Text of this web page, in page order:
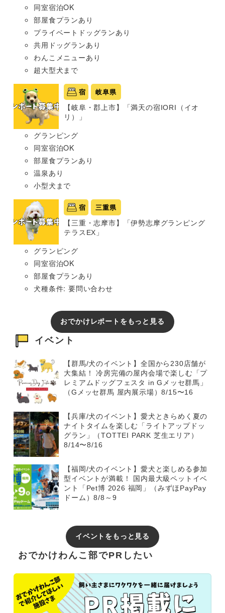
同室宿泊OK
部屋食プランあり
プライベートドッグランあり
共用ドッグランあり
わんこメニューあり
超大型犬まで
宿 岐阜県
【岐阜・郡上市】「満天の宿IORI（イオ
リ）」
グランピング
同室宿泊OK
部屋食プランあり
温泉あり
小型犬まで
宿 三重県
【三重・志摩市】「伊勢志摩グランピング
テラスEX」
グランピング
同室宿泊OK
部屋食プランあり
犬種条件: 要問い合わせ
おでかけレポートをもっと見る
イベント
【群馬/犬のイベント】全国から230店舗が
大集結！ 冷房完備の屋内会場で楽しむ「プ
レミアムドッグフェスタ in Gメッセ群馬」
（Gメッセ群馬 屋内展示場）8/15〜16
【兵庫/犬のイベント】愛犬ときらめく夏の
ナイトタイムを楽しむ「ライトアップドッ
グラン」（TOTTEI PARK 芝生エリア）
8/14〜8/16
【福岡/犬のイベント】愛犬と楽しめる参加
型イベントが満載！ 国内最大級ペットイベ
ント「Pet博 2026 福岡」（みずほPayPay
ドーム）8/8～9
イベントをもっと見る
おでかけわんこ部でPRしたい